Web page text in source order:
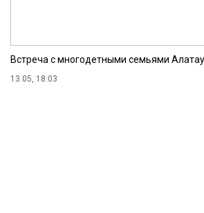
Встреча с многодетными семьями
13.05, 18:03